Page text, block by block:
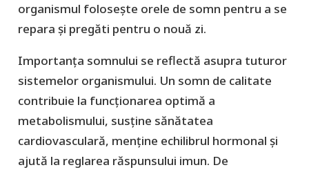
organismul folosește orele de somn pentru a se
repara și pregăti pentru o nouă zi.
Importanța somnului se reflectă asupra tuturor
sistemelor organismului. Un somn de calitate
contribuie la funcționarea optimă a
metabolismului, susține sănătatea
cardiovasculară, menține echilibrul hormonal și
ajută la reglarea răspunsului imun. De